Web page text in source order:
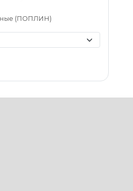
(ПОПЛИН)